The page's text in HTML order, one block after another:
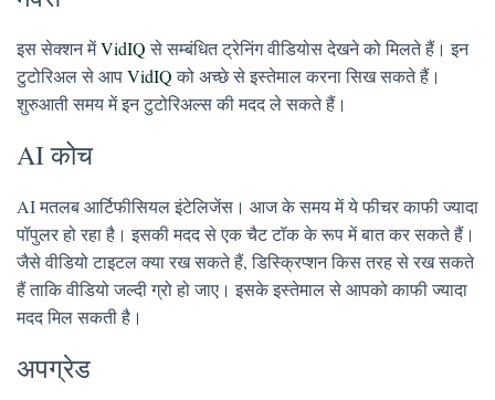
इस सेक्शन मेंVidIQसे सम्बंधित ट्रेनिंग वीडियोस देखने को मिलते हैं। इन
टुटोरिअल से आपVidIQको अच्छे से इस्तेमाल करना सिख सकते हैं।
शुरुआती समय में इन टुटोरिअल्स की मदद ले सकते हैं।
AI कोच
AI मतलब आर्टिफीसियल इंटेलिजेंस। आज के समय में ये फीचर काफी ज्यादा
पॉपुलर हो रहा है। इसकी मदद से एक चैट टॉक के रूप में बात कर सकते हैं।
जैसे वीडियो टाइटल क्या रख सकते हैं, डिस्क्रिप्शन किस तरह से रख सकते
हैं ताकि वीडियो जल्दी ग्रो हो जाए। इसके इस्तेमाल से आपको काफी ज्यादा
मदद मिल सकती है।
अपग्रेड